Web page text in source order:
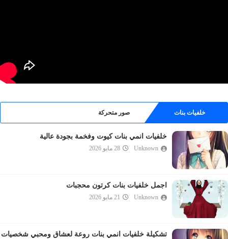
خلفيات بنات صور متحركة
خلفيات انمي بنات كيوت وفخمة بجودة عالية
Unknown 28 مايو 2026
اجمل خلفيات بنات كرتون محجبات
Unknown 21 مايو 2026
تشكيلة خلفيات انمي بنات روعة لعشاق ومحبي شخصيات